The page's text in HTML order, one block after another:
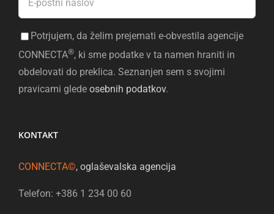
Potrjujem, da želim prejemati e-obvestila agencije
CONNECTA®, ki sme podatke v ta namen hraniti in
obdelovati do preklica. Seznanjen sem s svojimi
pravicami glede osebnih podatkov.
KONTAKT
CONNECTA©, oglaševalska agencija
Telefon: +386 1 234 00 60